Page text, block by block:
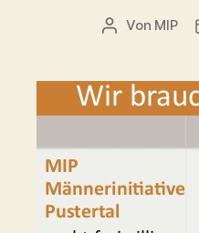
Beitragsautor
Von MIP